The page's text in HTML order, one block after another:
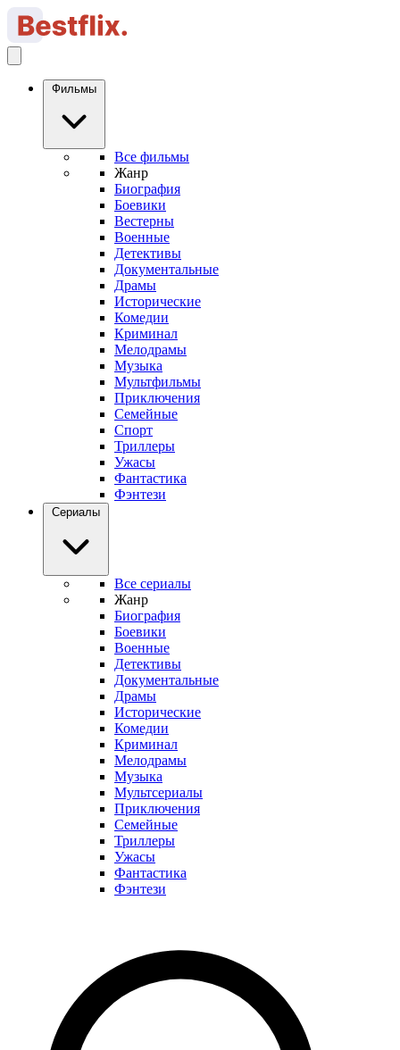
Фильмы
Все фильмы
Жанр
Биография
Боевики
Вестерны
Военные
Детективы
Документальные
Драмы
Исторические
Комедии
Криминал
Мелодрамы
Музыка
Мультфильмы
Приключения
Семейные
Спорт
Триллеры
Ужасы
Фантастика
Фэнтези
Сериалы
Все сериалы
Жанр
Биография
Боевики
Военные
Детективы
Документальные
Драмы
Исторические
Комедии
Криминал
Мелодрамы
Музыка
Мультсериалы
Приключения
Семейные
Триллеры
Ужасы
Фантастика
Фэнтези